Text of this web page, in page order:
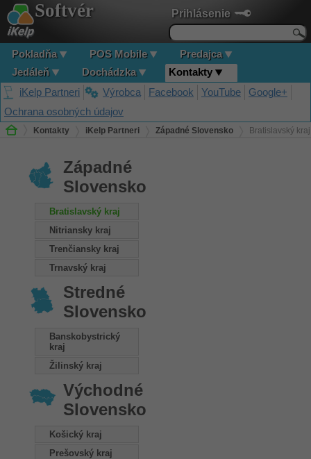
Prihlásenie
Softvér
Pokladňa POS Mobile
Predajca
Jedáleň
Dochádzka
Kontakty
iKelp Partneri
Výrobca Facebook YouTube
Google+
Ochrana osobných údajov
Kontakty iKelp Partneri Západné Slovensko Bratislavský kraj
Západné
Slovensko
Bratislavský kraj
Nitriansky kraj
Trenčiansky kraj
Trnavský kraj
Stredné
Slovensko
Banskobystrický
kraj
Žilinský kraj
Východné
Slovensko
Košický kraj
Prešovský kraj